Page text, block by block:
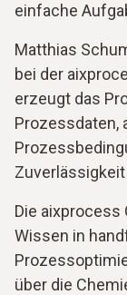
einfache
Matthias
bei der
erzeugt das
Prozessdaten,
Die
Wissen in
über die